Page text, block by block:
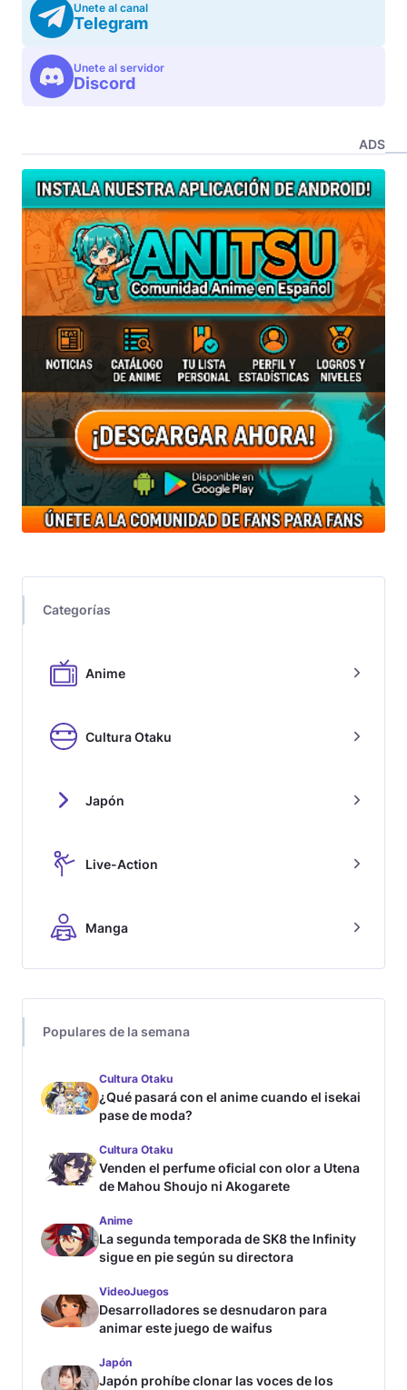
Unete al canal
Telegram
Unete al servidor
Discord
ADS
Categorías
Anime
Cultura Otaku
Japón
Live-Action
Manga
Populares de la semana
Cultura Otaku
¿Qué pasará con el anime cuando el isekai
pase de moda?
Cultura Otaku
Venden el perfume oficial con olor a Utena
de Mahou Shoujo ni Akogarete
Anime
La segunda temporada de SK8 the Infinity
sigue en pie según su directora
VideoJuegos
Desarrolladores se desnudaron para
animar este juego de waifus
Japón
Japón prohíbe clonar las voces de los